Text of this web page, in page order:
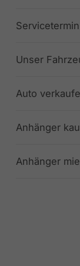
Unser
Auto
Anhänger
Anhänger